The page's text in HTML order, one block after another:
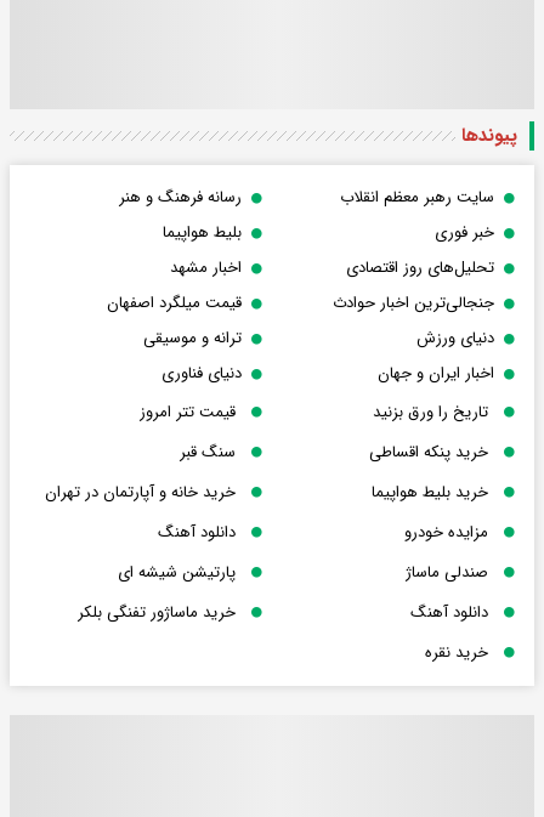
پیوندها
سایت رهبر معظم انقلاب
رسانه فرهنگ و هنر
خبر فوری
بلیط هواپیما
تحلیل‌های روز اقتصادی
اخبار مشهد
جنجالی‌ترین اخبار حوادث
قیمت میلگرد اصفهان
دنیای ورزش
ترانه و موسیقی
اخبار ایران و جهان
دنیای فناوری
تاریخ را ورق بزنید
قیمت تتر امروز
خرید پنکه اقساطی
سنگ قبر
خرید بلیط هواپیما
خرید خانه و آپارتمان در تهران
مزایده خودرو
دانلود آهنگ
صندلی ماساژ
پارتیشن شیشه ای
دانلود آهنگ
خرید ماساژور تفنگی بلکر
خرید نقره